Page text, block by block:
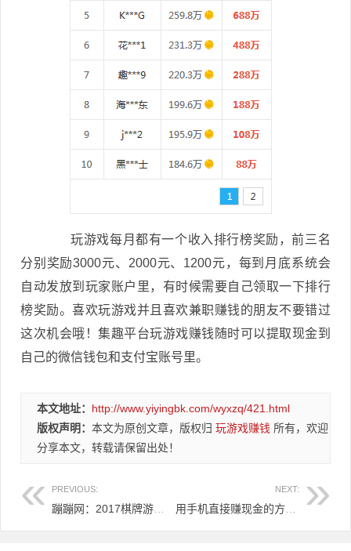
玩游戏每月都有一个收入排行榜奖励，前三名
分别奖励3000元、2000元、1200元，每到月底系统会
自动发放到玩家账户里，有时候需要自己领取一下排行
榜奖励。喜欢玩游戏并且喜欢兼职赚钱的朋友不要错过
这次机会哦！集趣平台玩游戏赚钱随时可以提取现金到
自己的微信钱包和支付宝账号里。
本文地址： http://www.yiyingbk.com/wyxzq/421.html
版权声明： 本文为原创文章，版权归 玩游戏赚钱 所有，欢迎
分享本文，转载请保留出处！
PREVIOUS: NEXT: